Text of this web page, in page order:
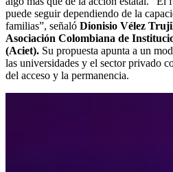
puede seguir dependiendo de la
familias”, señaló Dionisio Vélez
Asociación Colombiana de
(Aciet). Su propuesta apunta a un
las universidades y el sector privado
del acceso y la permanencia.